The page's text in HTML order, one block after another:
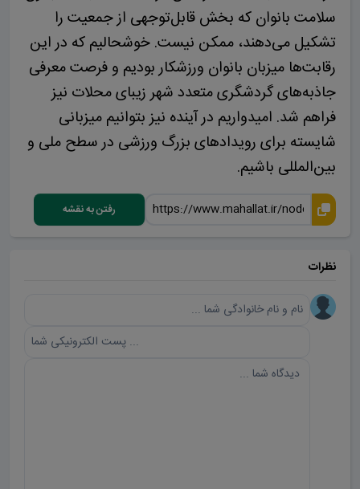
سلامت بانوان که بخش قابل‌توجهی از جمعیت را
تشکیل می‌دهند، ممکن نیست. خوشحالیم که در این
رقابت‌ها میزبان بانوان ورزشکار بودیم و فرصت معرفی
جاذبه‌های گردشگری متعدد شهر زیبای محلات نیز
فراهم شد. امیدواریم در آینده نیز بتوانیم میزبانی
شایسته برای رویدادهای بزرگ ورزشی در سطح ملی و
بین‌المللی باشیم.
رفتن به نقشه
نظرات